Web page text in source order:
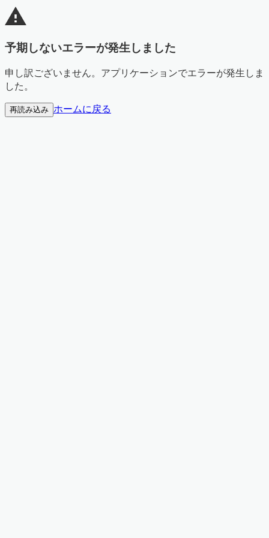
予期しないエラーが発生しました
申し訳ございません。アプリケーションでエラーが発生しま
した。
再読み込み ホームに戻る